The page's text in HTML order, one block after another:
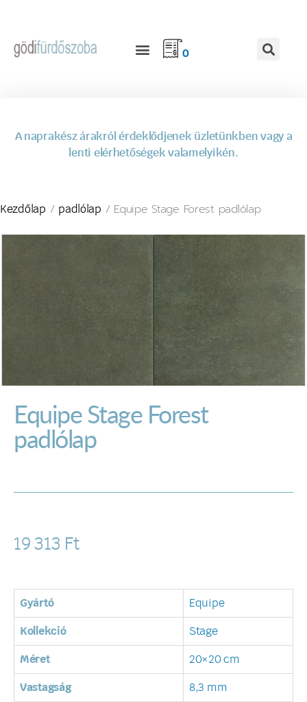
0
A naprakész árakról érdeklődjenek üzletünkben vagy a
lenti elérhetőségek valamelyikén.
Kezdőlap / padlólap / Equipe Stage Forest padlólap
Equipe Stage Forest
padlólap
19 313 Ft
Gyártó Equipe
Kollekció Stage
Méret 20×20 cm
Vastagság 8,3 mm